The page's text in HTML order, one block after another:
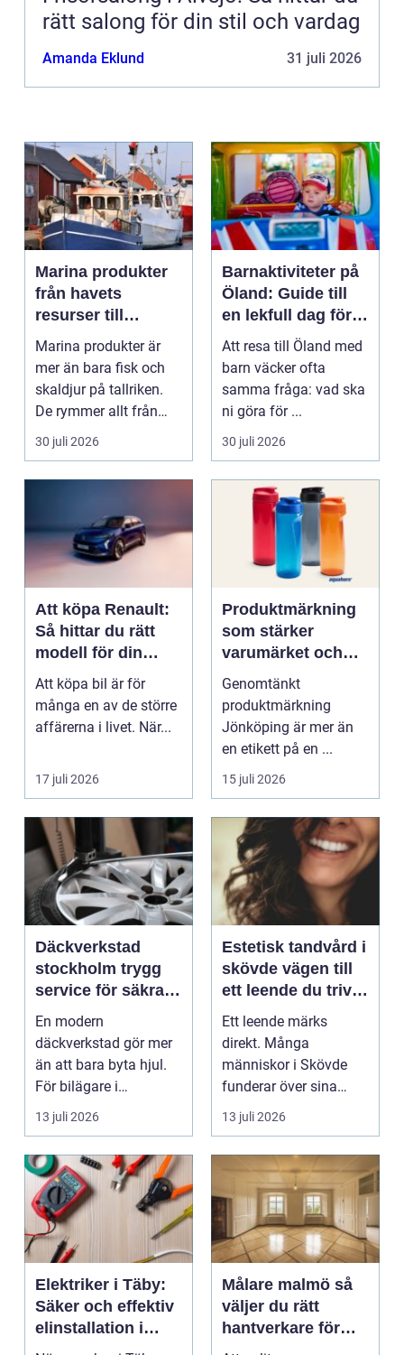
rätt salong för din stil och vardag
Amanda Eklund 31 juli 2026
Marina produkter
från havets
resurser till
hållbara
upplevelser
Marina produkter är
mer än bara fisk och
skaldjur på tallriken.
De rymmer allt från
mat och hälsa ti...
30 juli 2026
Barnaktiviteter på
Öland: Guide till
en lekfull dag för
hela familjen
Att resa till Öland med
barn väcker ofta
samma fråga: vad ska
ni göra för ...
30 juli 2026
Att köpa Renault:
Så hittar du rätt
modell för din
vardag
Att köpa bil är för
många en av de större
affärerna i livet. När...
17 juli 2026
Produktmärkning
som stärker
varumärket och
förenklar vardagen
Genomtänkt
produktmärkning
Jönköping är mer än
en etikett på en ...
15 juli 2026
Däckverkstad
stockholm trygg
service för säkra
mil året runt
En modern
däckverkstad gör mer
än att bara byta hjul.
För bilägare i
Stockholm handlar
valet av däck...
13 juli 2026
Estetisk tandvård i
skövde vägen till
ett leende du trivs
med
Ett leende märks
direkt. Många
människor i Skövde
funderar över sina
tänder, men skjuter
upp att gör...
13 juli 2026
Elektriker i Täby:
Säker och effektiv
elinstallation i
norrort
Målare malmö så
väljer du rätt
hantverkare för
hem och företag